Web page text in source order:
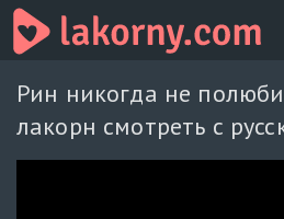
Рин никогда не
лакорн смотреть с